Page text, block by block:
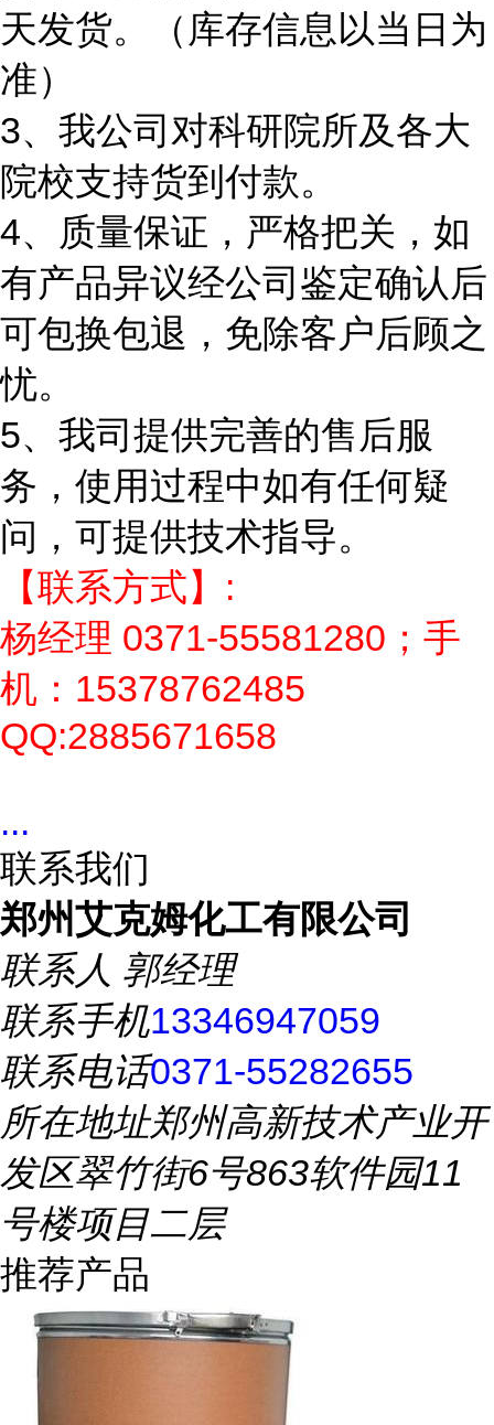
天发货。（库存信息以当日为
准）
3、我公司对科研院所及各大
院校支持货到付款。
4、质量保证，严格把关，如
有产品异议经公司鉴定确认后
可包换包退，免除客户后顾之
忧。
5、我司提供完善的售后服
务，使用过程中如有任何疑
问，可提供技术指导。
【联系方式】:
杨经理 0371-55581280；手
机：15378762485
QQ:2885671658
...
联系我们
郑州艾克姆化工有限公司
联系人 郭经理
联系手机13346947059
联系电话0371-55282655
所在地址郑州高新技术产业开
发区翠竹街6号863软件园11
号楼项目二层
推荐产品